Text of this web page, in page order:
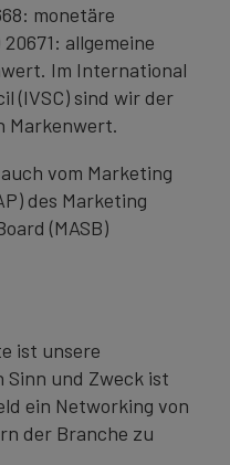
monetäre
allgemeine
Im International
(IVSC) sind wir der
Markenwert.
vom Marketing
des Marketing
(MASB)
ist unsere
Sinn und Zweck ist
ein Networking von
der Branche zu